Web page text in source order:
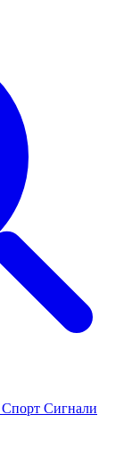
Спорт Сигнали